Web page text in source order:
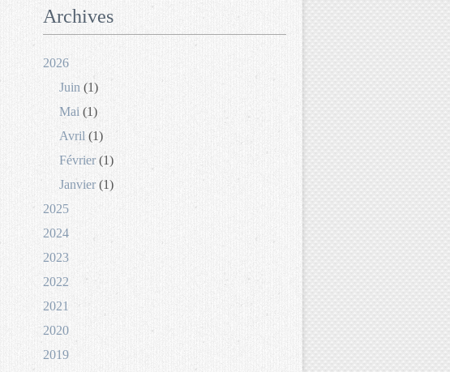
Archives
2026
Juin (1)
Mai (1)
Avril (1)
Février(1)
Janvier (1)
2025
2024
2023
2022
2021
2020
2019